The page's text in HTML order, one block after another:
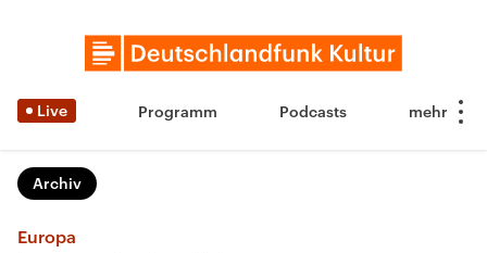
Live Programm Podcasts
Archiv
Europa